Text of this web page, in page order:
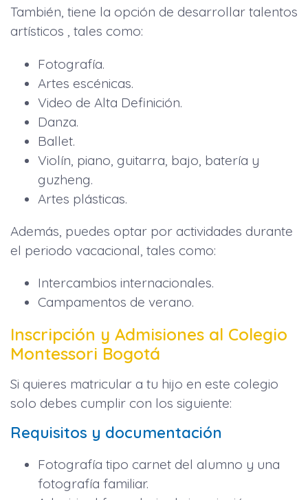
También, tiene la opción de desarrollar talentos
artísticos , tales como:
Fotografía.
Artes escénicas.
Video de Alta Definición.
Danza.
Ballet.
Violín, piano, guitarra, bajo, batería y
guzheng.
Artes plásticas.
Además, puedes optar por actividades durante
el periodo vacacional, tales como:
Intercambios internacionales.
Campamentos de verano.
Inscripción y Admisiones al Colegio
Montessori Bogotá
Si quieres matricular a tu hijo en este colegio
solo debes cumplir con los siguiente:
Requisitos y documentación
Fotografía tipo carnet del alumno y una
fotografía familiar.